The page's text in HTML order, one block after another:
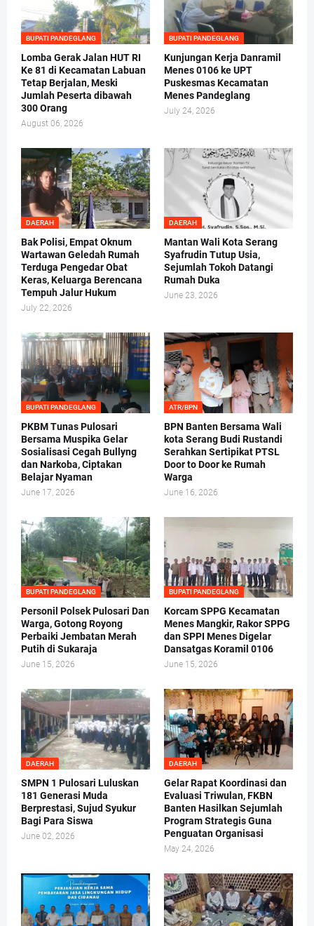
BUPATI PANDEGLANG
Lomba Gerak Jalan HUT RI
Ke 81 di Kecamatan Labuan
Tetap Berjalan, Meski
Jumlah Peserta dibawah
300 Orang
August 06, 2026
BUPATI PANDEGLANG
Kunjungan Kerja Danramil
Menes 0106 ke UPT
Puskesmas Kecamatan
Menes Pandeglang
July 24, 2026
DAERAH
Bak Polisi, Empat Oknum
Wartawan Geledah Rumah
Terduga Pengedar Obat
Keras, Keluarga Berencana
Tempuh Jalur Hukum
July 22, 2026
DAERAH
Mantan Wali Kota Serang
Syafrudin Tutup Usia,
Sejumlah Tokoh Datangi
Rumah Duka
June 23, 2026
BUPATI PANDEGLANG
PKBM Tunas Pulosari
Bersama Muspika Gelar
Sosialisasi Cegah Bullyng
dan Narkoba, Ciptakan
Belajar Nyaman
June 17, 2026
ATR/BPN
BPN Banten Bersama Wali
kota Serang Budi Rustandi
Serahkan Sertipikat PTSL
Door to Door ke Rumah
Warga
June 16, 2026
BUPATI PANDEGLANG
Personil Polsek Pulosari Dan
Warga, Gotong Royong
Perbaiki Jembatan Merah
Putih di Sukaraja
June 15, 2026
BUPATI PANDEGLANG
Korcam SPPG Kecamatan
Menes Mangkir, Rakor SPPG
dan SPPI Menes Digelar
Dansatgas Koramil 0106
June 15, 2026
DAERAH
SMPN 1 Pulosari Luluskan
181 Generasi Muda
Berprestasi, Sujud Syukur
Bagi Para Siswa
June 02, 2026
DAERAH
Gelar Rapat Koordinasi dan
Evaluasi Triwulan, FKBN
Banten Hasilkan Sejumlah
Program Strategis Guna
Penguatan Organisasi
May 24, 2026